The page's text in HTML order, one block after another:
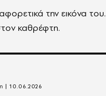
την εικόνα
καθρέφτη.
10.06.2026